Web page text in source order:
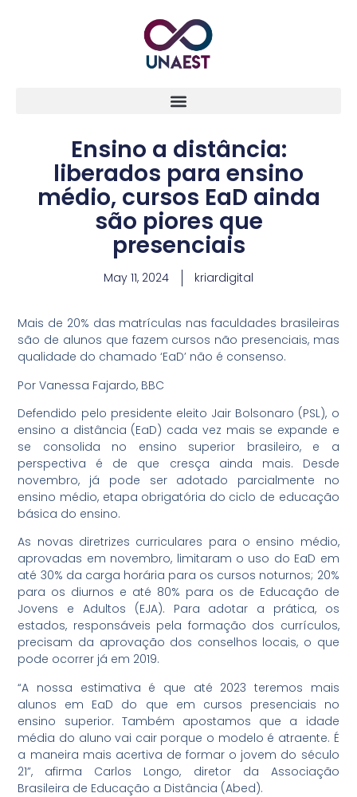
Ensino a distância:
liberados para ensino
médio, cursos EaD ainda
são piores que
presenciais
May 11, 2024 kriardigital
Mais de 20% das matrículas nas faculdades brasileiras
são de alunos que fazem cursos não presenciais, mas
qualidade do chamado ‘EaD’ não é consenso.
Por Vanessa Fajardo, BBC
Defendido pelo presidente eleito Jair Bolsonaro (PSL), o
ensino a distância (EaD) cada vez mais se expande e
se consolida no ensino superior brasileiro, e a
perspectiva é de que cresça ainda mais. Desde
novembro, já pode ser adotado parcialmente no
ensino médio, etapa obrigatória do ciclo de educação
básica do ensino.
As novas diretrizes curriculares para o ensino médio,
aprovadas em novembro, limitaram o uso do EaD em
até 30% da carga horária para os cursos noturnos; 20%
para os diurnos e até 80% para os de Educação de
Jovens e Adultos (EJA). Para adotar a prática, os
estados, responsáveis pela formação dos currículos,
precisam da aprovação dos conselhos locais, o que
pode ocorrer já em 2019.
“A nossa estimativa é que até 2023 teremos mais
alunos em EaD do que em cursos presenciais no
ensino superior. Também apostamos que a idade
média do aluno vai cair porque o modelo é atraente. É
a maneira mais acertiva de formar o jovem do século
21”, afirma Carlos Longo, diretor da Associação
Brasileira de Educação a Distância (Abed).